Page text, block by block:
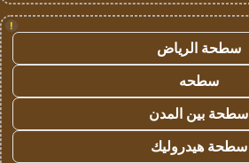
!
سطحة الرياض
سطحه
سطحة بين المدن
سطحة هيدروليك